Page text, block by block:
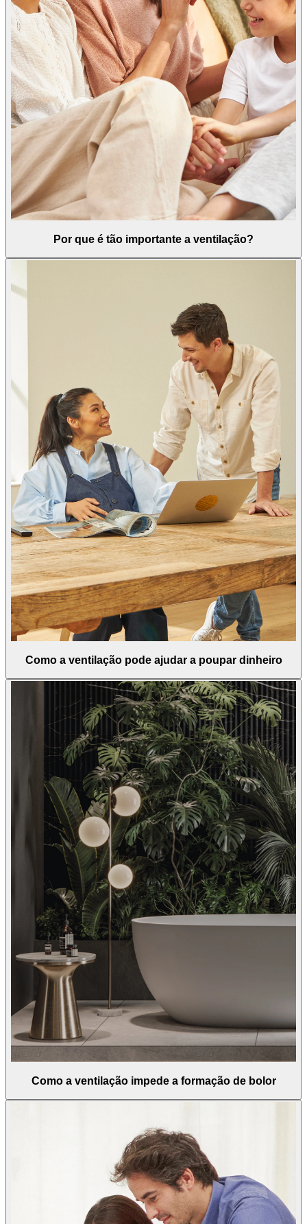
Por que é tão importante a ventilação?
Como a ventilação pode ajudar a poupar dinheiro
Como a ventilação impede a formação de bolor